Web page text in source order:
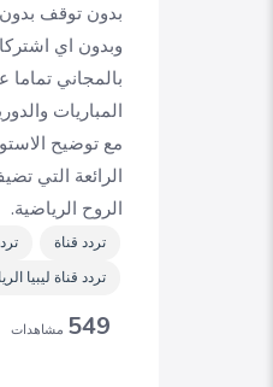
بدون توقف
وبدون اي
بالمجاني
المباريات
مع توضيح
الرائعة التي
الروح الرياضية.
تردد قناة
تردد قناة ليبيا
549 مشاهدات